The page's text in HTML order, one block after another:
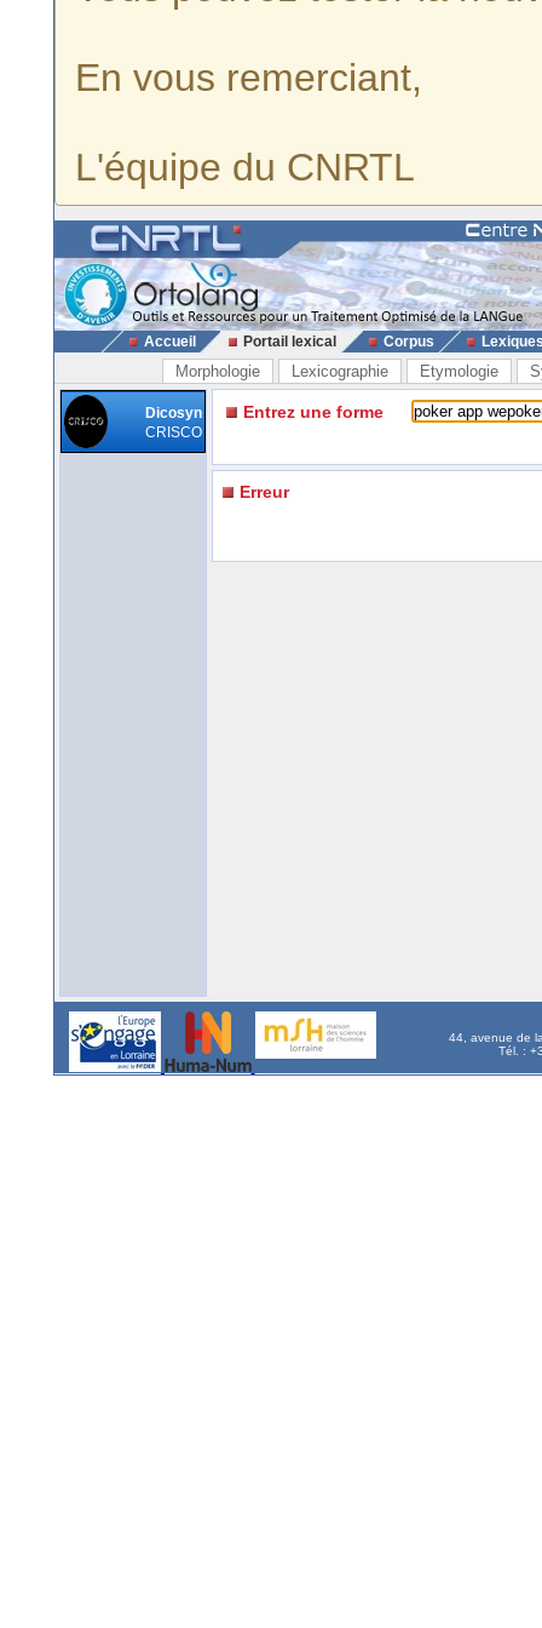
En vous remerciant,
L'équipe du CNRTL
Accueil Portail lexical Corpus
Morphologie Lexicographie Etymologie
Dicosyn
CRISCO
Entrez une forme
Erreur
44, avenue de
Tél. :